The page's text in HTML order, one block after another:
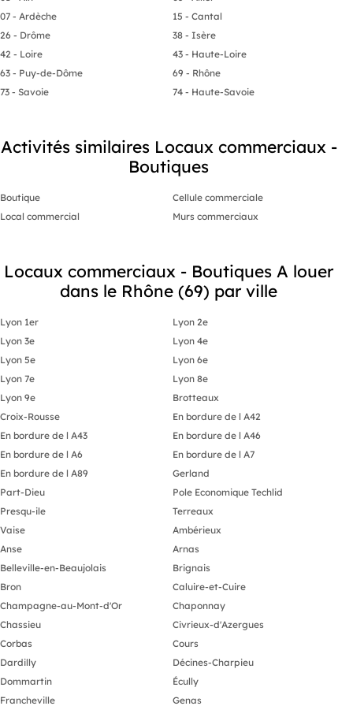
07 - Ardèche
15 - Cantal
26 - Drôme
38 - Isère
42 - Loire
43 - Haute-Loire
63 - Puy-de-Dôme
69 - Rhône
73 - Savoie
74 - Haute-Savoie
Activités similaires Locaux commerciaux -
Boutiques
Boutique
Cellule commerciale
Local commercial
Murs commerciaux
Locaux commerciaux - Boutiques A louer
dans le Rhône (69) par ville
Lyon 1er
Lyon 2e
Lyon 3e
Lyon 4e
Lyon 5e
Lyon 6e
Lyon 7e
Lyon 8e
Lyon 9e
Brotteaux
Croix-Rousse
En bordure de l A42
En bordure de l A43
En bordure de l A46
En bordure de l A6
En bordure de l A7
En bordure de l A89
Gerland
Part-Dieu
Pole Economique Techlid
Presqu-ile
Terreaux
Vaise
Ambérieux
Anse
Arnas
Belleville-en-Beaujolais
Brignais
Bron
Caluire-et-Cuire
Champagne-au-Mont-d'Or
Chaponnay
Chassieu
Civrieux-d'Azergues
Corbas
Cours
Dardilly
Décines-Charpieu
Dommartin
Écully
Francheville
Genas